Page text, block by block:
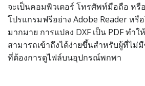
จะเป็นคอมพิวเตอร์ โทรศัพท์มือถือ หรื
โปรแกรมฟรีอย่าง Adobe Reader ห
มากมาย การแปลง DXF เป็น PDF ทำ
สามารถเข้าถึงได้ง่ายขึ้นสำหรับผู้ที่ไม่
ที่ต้องการดูไฟล์บนอุปกรณ์พกพา